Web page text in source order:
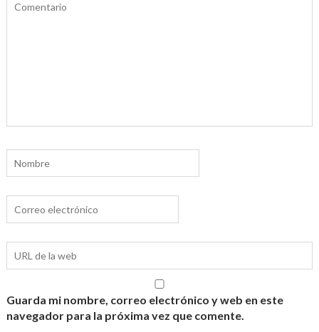
Guarda mi nombre, correo electrónico y web en este
navegador para la próxima vez que comente.